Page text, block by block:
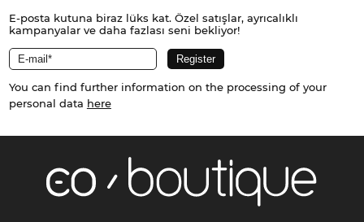
E-posta kutuna biraz lüks kat. Özel satışlar, ayrıcalıklı
kampanyalar ve daha fazlası seni bekliyor!
You can find further information on the processing of your
personal data here